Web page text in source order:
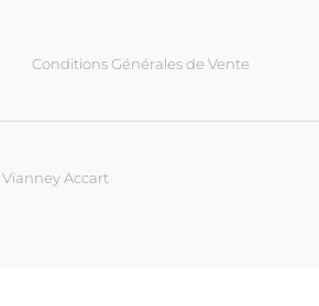
Conditions Générales de Vente
Vianney Accart